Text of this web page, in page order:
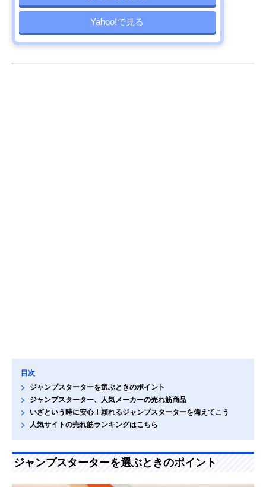
Yahoo!で見る
目次
ジャンプスターターを選ぶときのポイント
ジャンプスターター、人気メーカーの売れ筋商品
いざという時に安心！頼れるジャンプスターターを備えてこう
人気サイトの売れ筋ランキングはこちら
ジャンプスターターを選ぶときのポイント